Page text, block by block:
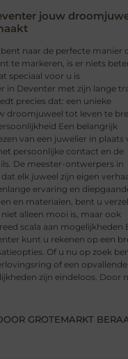
jouw
naar de perfecte manier
te markeren, is er niets
speciaal voor u is
in Deventer met zijn lange
precies dat: een unieke
droomjuweel tot leven te
Een belangrijk
van een juwelier in plaats
persoonlijke contact en de
De meester-ontwerpers in
elk juweel zijn eigen
ervaring en
en materialen, bent u
alleen mooi is, maar ook
scala aan mogelijkheden
kunt u rekenen op een
Of u nu op zoek
of een opvallende
zijn eindeloos. Door
GROTEMARKT